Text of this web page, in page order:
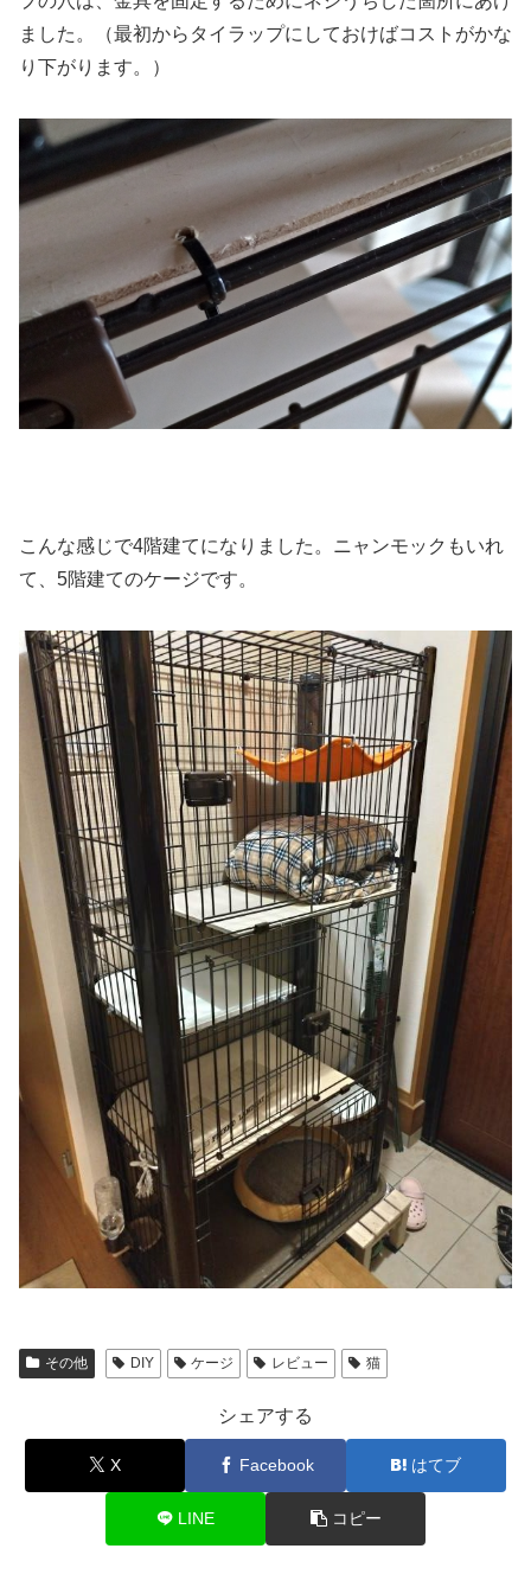
ました。（最初からタイラップにしておけばコストがかな
り下がります。）
こんな感じで4階建てになりました。ニャンモックもいれ
て、5階建てのケージです。
その他 DIY ケージ レビュー 猫
シェアする
X Facebook はてブ
LINE コピー